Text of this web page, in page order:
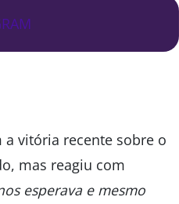
a vitória recente sobre o
mas reagiu com
esperava e mesmo